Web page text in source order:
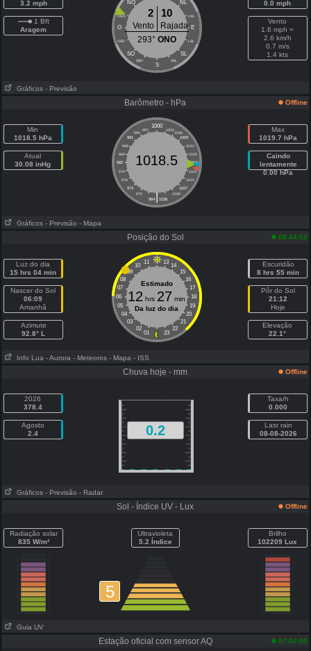
3.2 mph
1 Bft
Aragem
NO NL
ONO LNL
O E
OSO LSL
SO SL
SSO SSL
S
2 10
Vento
Rajada
293° ONO
0.0 mph
Vento
1.6 mph =
2.6 km/h
0.7 m/s
1.4 kts
Gráficos - Previsão
Barômetro - hPa Offline
Min
1018.5 hPa
Atual
30.08 inHg
1000
997 1003
994
1006
991
1009
988
1012
985
1015
982
1018
979
1021
976
1024
973
1027
970
1030
|
964 1036
1018.5
Max
1019.7 hPa
Caindo
lentamente
0.00 hPa
Gráficos - Previsão - Mapa
Posição do Sol 08:44:52
Luz do dia
15 hrs 04 min
Nascer do Sol
06:09
Amanhã
Azimute
92.8° L
11 13
10
14
09
15
08
16
07
17
06
18
05
19
04
20
03
21
02
22
01 23
Estimado
12 hrs 27 min
Da luz do dia
Escuridão
8 hrs 55 min
Pôr do Sol
21:12
Hoje
Elevação
22.1°
Info Lua - Aurora - Meteoros - Mapa - ISS
Chuva hoje - mm Offline
2026
378.4
Agosto
2.4
0.2
Taxa/h
0.000
Last rain
08-08-2026
Gráficos - Previsão - Radar
Sol - Índice UV - Lux Offline
Radiação solar
835 W/m²
Ultravioleta
5.2 Índice
5
Brilho
102209 Lux
Guia UV
Estação oficial com sensor AQ 07:00:00